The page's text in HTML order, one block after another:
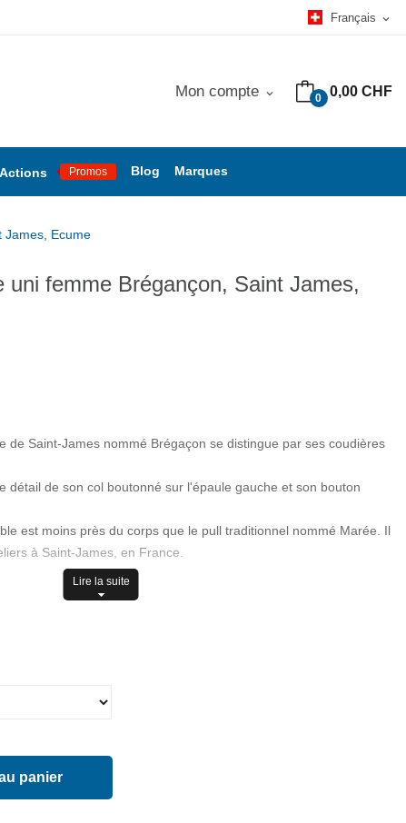
Français expand_more
0 0,00 CHF
Mon compte expand_more
Actions Promos Blog Marques
James, Ecume
uni femme Brégançon, Saint James,
de Saint-James nommé Brégaçon se distingue par ses coudières
détail de son col boutonné sur l'épaule gauche et son bouton
est moins près du corps que le pull traditionnel nommé Marée. Il
à Saint-James, en France.
gauche
Lire la suite
panier